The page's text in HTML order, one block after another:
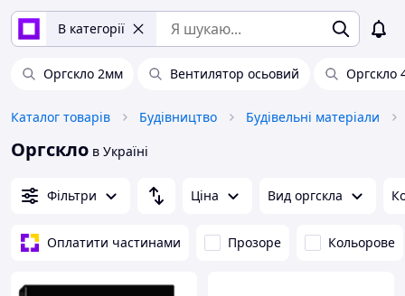
В категорії
Оргскло 2мм Вентилятор осьовий Оргскло
Каталог товарів Будівництво Будівельні матеріали
Оргскло в Україні
Фільтри Ціна Вид оргскла
Оплатити частинами Прозоре Кольорове